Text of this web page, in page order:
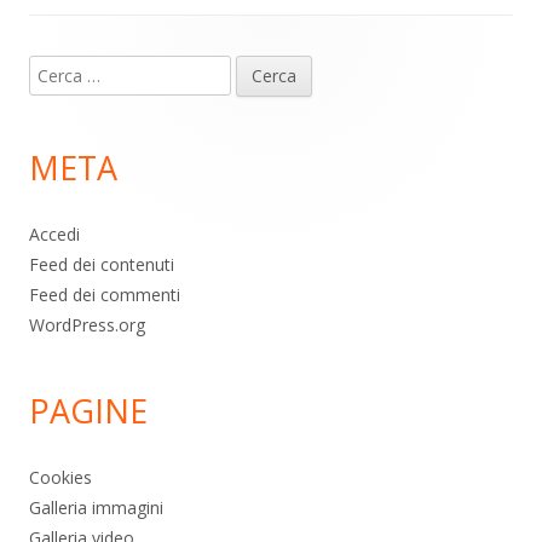
piè
pagina
Ricerca
per:
META
Accedi
Feed dei contenuti
Feed dei commenti
WordPress.org
PAGINE
Cookies
Galleria immagini